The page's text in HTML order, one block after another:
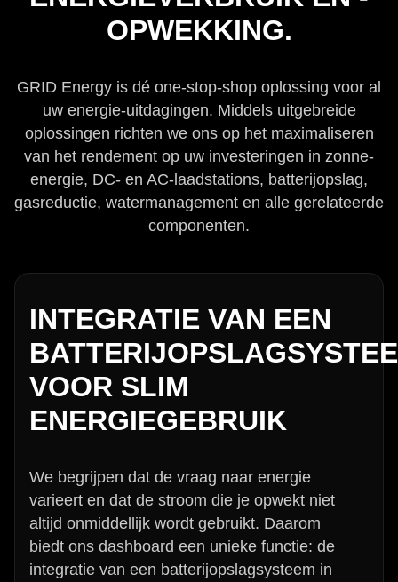
OPWEKKING.
GRID Energy is dé one-stop-shop oplossing voor al
uw energie-uitdagingen. Middels uitgebreide
oplossingen richten we ons op het maximaliseren
van het rendement op uw investeringen in zonne-
energie, DC- en AC-laadstations, batterijopslag,
gasreductie, watermanagement en alle gerelateerde
componenten.
INTEGRATIE VAN EEN
VOOR SLIM
ENERGIEGEBRUIK
We begrijpen dat de vraag naar energie
varieert en dat de stroom die je opwekt niet
altijd onmiddellijk wordt gebruikt. Daarom
biedt ons dashboard een unieke functie: de
integratie van een batterijopslagsysteem in